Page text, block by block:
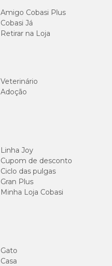
Amigo Cobasi Plus
Cobasi Já
Retirar na Loja
Veterinário
Adoção
Linha Joy
Cupom de desconto
Ciclo das pulgas
Gran Plus
Minha Loja Cobasi
Gato
Casa